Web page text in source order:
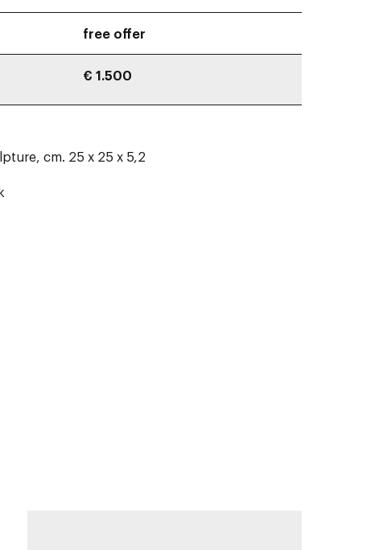
free offer
€ 1.500
cm. 25 x 25 x 5,2